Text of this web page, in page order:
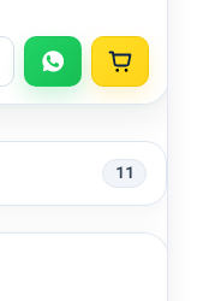
11